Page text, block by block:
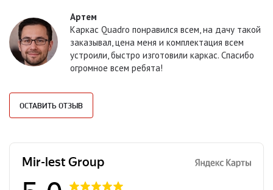
Артем
Каркас Quadro понравился всем, на дачу такой
заказывал, цена меня и комплектация всем
устроили, быстро изготовили каркас. Спасибо
огромное всем ребята!
ОСТАВИТЬ ОТЗЫВ